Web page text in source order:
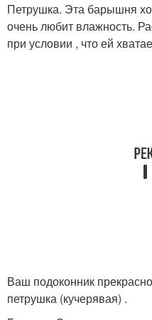
Петрушка. Эта барышня
очень любит влажность.
при условии , что ей
Ваш подоконник
петрушка (кучерявая) .